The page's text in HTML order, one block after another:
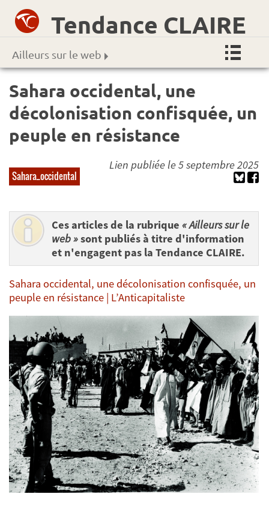
Tendance CLAIRE
Ailleurs sur le web
Sahara occidental, une
décolonisation confisquée, un
peuple en résistance
Sahara_occidental
Lien publiée le 5 septembre 2025
Ces articles de la rubrique « Ailleurs sur le
web »sont publiés à titre d'information
et n'engagent pas la Tendance CLAIRE.
Sahara occidental, une décolonisation confisquée, un
peuple en résistance | L’Anticapitaliste